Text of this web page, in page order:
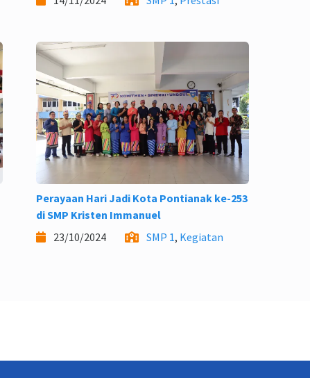
Perayaan Hari Jadi Kota Pontianak ke-253
di SMP Kristen Immanuel
23/10/2024
SMP 1, Kegiatan